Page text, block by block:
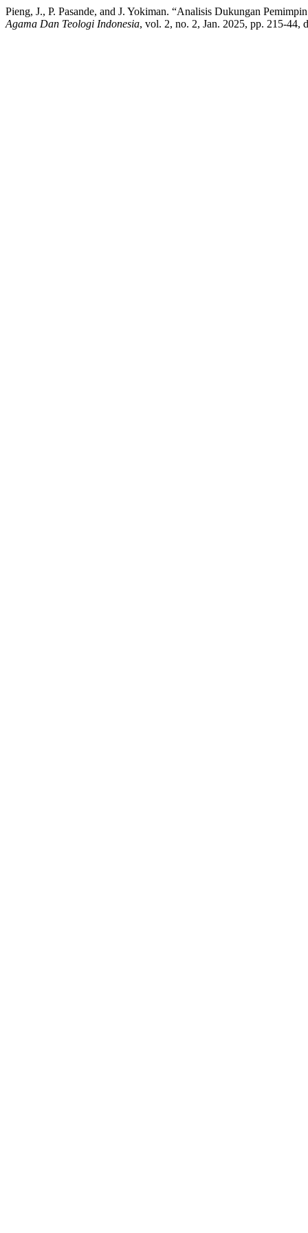
Pieng, J., P. Pasande, and J. Yokiman. “Analisis Dukungan
Agama Dan Teologi Indonesia, vol. 2, no. 2, Jan. 2025, pp. 215-44,